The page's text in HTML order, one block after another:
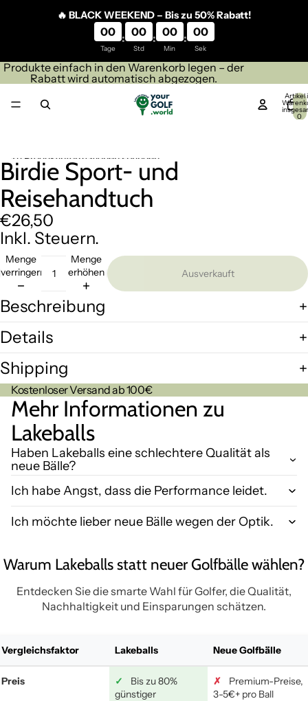
🔥 BLACK WEEKEND – Bis zu 50% Rabatt!
00
Tage
: 00
Std
: 00
Min
: 00
Sek
Produkte einfach in den Warenkorb legen – der
Rabatt wird automatisch abgezogen.
Artikel
0
Zu Produktinformationen springen
Bild
im
Vollbildmodus
öffnen
Bild
im
Vollbildmodus
öffnen
Bild
im
Vollbildmodus
öffnen
Bild
im
Vollbildmodus
öffnen
Bild
im
Vollbildmodus
öffnen
Bild
im
Vollbildmodus
öffnen
Bild
im
Vollbildmodus
öffnen
Birdie Sport- und
Reisehandtuch
€26,50
Inkl. Steuern.
Menge
verringern
Menge
erhöhen
Ausverkauft
Beschreibung
Details
Shipping
Kostenloser Versand ab 100€
Mehr Informationen zu
Lakeballs
Haben Lakeballs eine schlechtere Qualität als
neue Bälle?
Ich habe Angst, dass die Performance leidet.
Ich möchte lieber neue Bälle wegen der Optik.
Warum Lakeballs statt neuer Golfbälle wählen?
Entdecken Sie die smarte Wahl für Golfer, die Qualität,
Nachhaltigkeit und Einsparungen schätzen.
Vergleichsfaktor Lakeballs Neue Golfbälle
Preis ✓
Bis zu 80%
günstiger
✗
Premium-Preise,
3-5€+ pro Ball